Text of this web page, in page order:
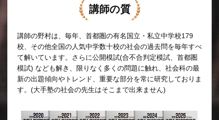
講師の質
講師の野村は、毎年、首都圏の有名国立・私立中学校179
校、その他全国の人気中学数十校の社会の過去問を毎年すべ
て解いています。さらに公開模試(合不合判定模試、首都圏
模試) なども解き、限りなく多くの問題に触れ、社会科の最
新の出題傾向やトレンド、重要な部分を常に研究しておりま
す。(大手塾の社会の先生はそこまで出来ません)